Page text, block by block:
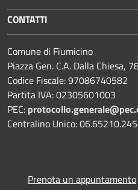
CONTATTI
Comune di Fiumicino
Piazza Gen. C.A. Dalla Chiesa,
Codice Fiscale: 97086740582
Partita IVA: 02305601003
PEC:
Centralino Unico: 06.65210.245
Prenota un appuntamento